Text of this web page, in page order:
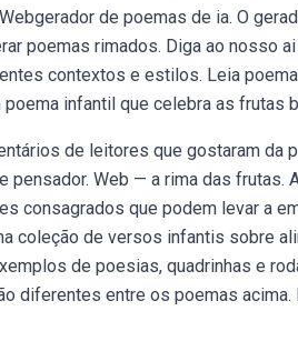
de poemas de ia. O
poemas rimados. Diga ao nosso
contextos e estilos. Leia
infantil que celebra as frutas
de leitores que gostaram da
Web — a rima das frutas.
consagrados que podem levar a
coleção de versos infantis sobre
de poesias, quadrinhas e
diferentes entre os poemas acima.